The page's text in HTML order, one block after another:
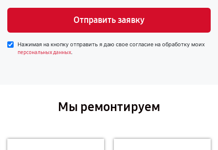
Отправить заявку
Нажимая на кнопку отправить я даю свое согласие на обработку моих
персональных данных.
Мы ремонтируем